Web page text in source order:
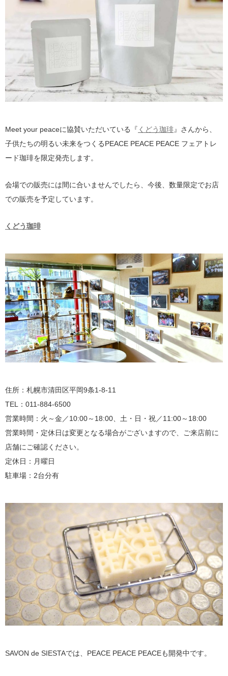
Meet your peaceに協賛いただいている『 くどう珈琲』さんから、
子供たちの明るい未来をつくるPEACE PEACE PEACE フェアトレ
ード珈琲を限定発売します。
会場での販売には間に合いませんでしたら、今後、数量限定でお店
での販売を予定しています。
くどう珈琲
住所：札幌市清田区平岡9条1-8-11
TEL：011-884-6500
営業時間：火～金／10:00～18:00、土・日・祝／11:00～18:00
営業時間・定休日は変更となる場合がございますので、ご来店前に
店舗にご確認ください。
定休日：月曜日
駐車場：2台分有
SAVON de SIESTAでは、PEACE PEACE PEACEも開発中です。